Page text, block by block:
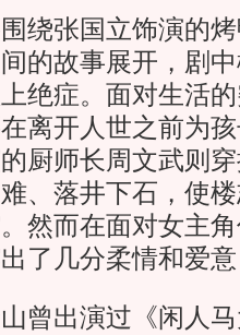
张国立饰演的烤
的故事展开，剧
绝症。面对生活
离开人世之前为
厨师长周文武则
、落井下石，使
然而在面对女主
了几分柔情和爱
出演过《闲人马